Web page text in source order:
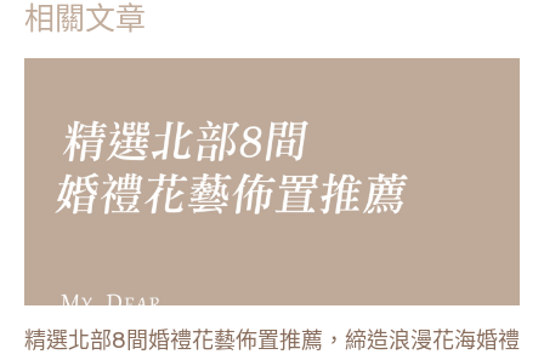
相關文章
精選北部8間婚禮花藝佈置推薦，締造浪漫花海婚禮